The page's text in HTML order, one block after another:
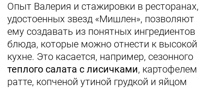
Опыт Валерия и стажировки в ресторанах,
удостоенных звезд «Мишлен», позволяют
ему создавать из понятных ингредиентов
блюда, которые можно отнести к высокой
кухне. Это касается, например, сезонного
теплого салата с лисичками, картофелем
ратте, копченой утиной грудкой и яйцом